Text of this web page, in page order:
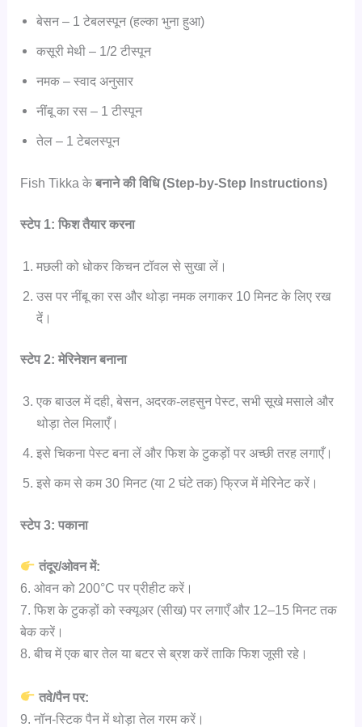
बेसन – 1 टेबलस्पून (हल्का भुना हुआ)
कसूरी मेथी – 1/2 टीस्पून
नमक – स्वाद अनुसार
नींबू का रस – 1 टीस्पून
तेल – 1 टेबलस्पून
Fish Tikka केबनाने की विधि (Step-by-Step Instructions)
स्टेप 1: फिश तैयार करना
मछली को धोकर किचन टॉवल से सुखा लें।
उस पर नींबू का रस और थोड़ा नमक लगाकर 10 मिनट के लिए रख
दें।
स्टेप 2: मेरिनेशन बनाना
एक बाउल में दही, बेसन, अदरक-लहसुन पेस्ट, सभी सूखे मसाले और
थोड़ा तेल मिलाएँ।
इसे चिकना पेस्ट बना लें और फिश के टुकड़ों पर अच्छी तरह लगाएँ।
इसे कम से कम 30 मिनट (या 2 घंटे तक) फ्रिज में मेरिनेट करें।
स्टेप 3: पकाना
तंदूर/ओवन में:
6. ओवन को 200°C पर प्रीहीट करें।
7. फिश के टुकड़ों को स्क्यूअर (सीख) पर लगाएँ और 12–15 मिनट तक
बेक करें।
8. बीच में एक बार तेल या बटर से ब्रश करें ताकि फिश जूसी रहे।
तवे/पैन पर:
9. नॉन-स्टिक पैन में थोड़ा तेल गरम करें।